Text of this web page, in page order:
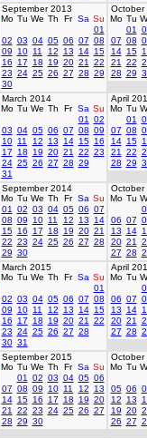
September 2013
Mo Tu We Th Fr Sa Su
01
02 03 04 05 06 07 08
09
10 11 12 13 14 15
16
17 18 19 20 21
22
23 24 25 26 27 28 29
30
October
Mo Tu
01
07 08
14 15
21
22
28 29
March 2014
Mo Tu We Th Fr Sa Su
01
02
03 04 05 06 07 08 09
10 11 12 13 14 15 16
17
18 19 20 21 22 23
24 25 26 27 28 29
31
April
Mo Tu
01
07 08
14 15
21
22
28 29
September 2014
Mo Tu We Th Fr Sa Su
01
02 03 04 05 06 07
08 09 10 11 12 13
14
15 16 17 18 19 20 21
22 23 24 25 26 27 28
29 30
October
Mo Tu
06 07
13
14
20 21
27 28
March 2015
Mo Tu We Th Fr Sa Su
01
02 03 04 05 06 07 08
09
10 11 12 13 14 15
16
17 18 19 20 21
22
23 24 25 26 27 28
30 31
April
Mo Tu
06 07
13
14
20 21
27 28
September 2015
Mo Tu We Th Fr Sa Su
01
02 03 04 05 06
07 08 09 10 11 12
13
14 15 16 17 18 19 20
21
22 23 24 25 26 27
28 29 30
October
Mo Tu
05 06
12
13
19 20
26 27